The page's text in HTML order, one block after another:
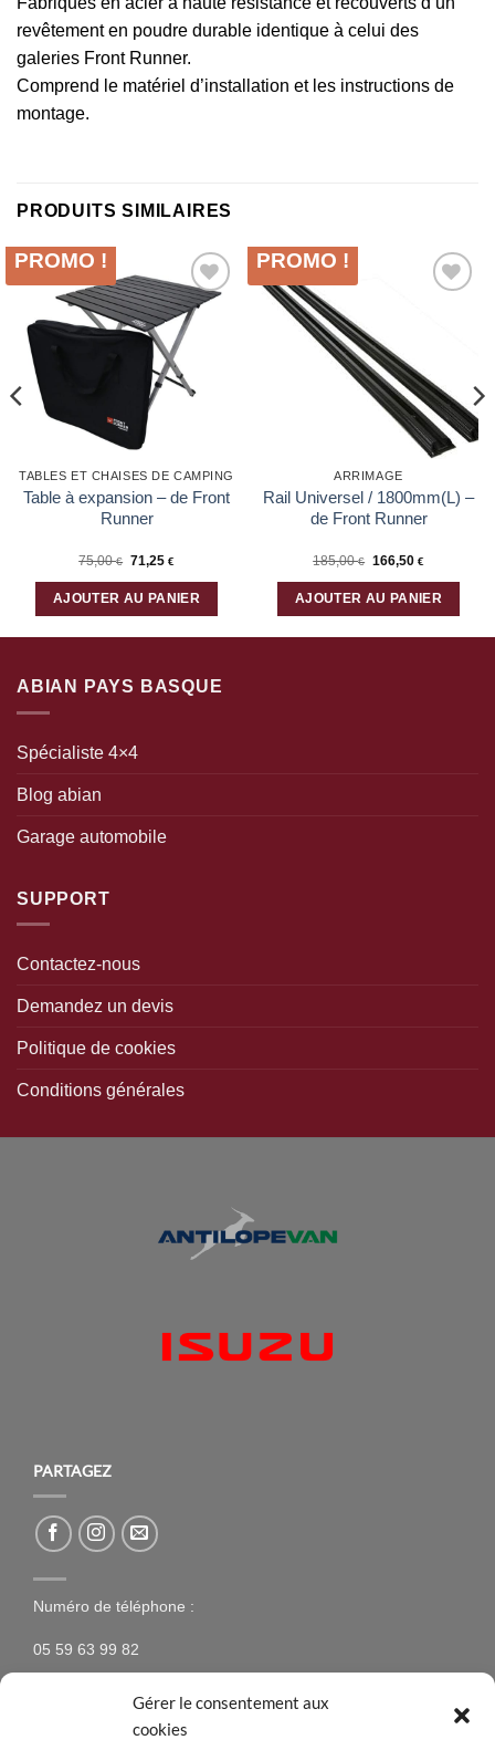
Gérer le consentement aux
cookies
revêtement en poudre durable identique à celui des
galeries Front Runner.
Comprend le matériel d’installation et les instructions de
montage.
PRODUITS SIMILAIRES
Ajouter
à la liste
PROMO !
TABLES ET CHAISES DE CAMPING
Table à expansion – de Front
Runner
75,00€
Le
prix
75,00 €.
71,25 €Le
prix
71,25 €.
AJOUTER AU PANIER
PROMO !
ARRIMAGE
Rail Universel / 1800mm(L) –
de Front Runner
185,00€ 166,50 €
AJOUTER AU PANIER
ABIAN PAYS BASQUE
Spécialiste 4×4
Blog abian
Garage automobile
SUPPORT
Contactez-nous
Demandez un devis
Politique de cookies
Conditions générales
PARTAGEZ
Numéro de téléphone :
05 59 63 99 82